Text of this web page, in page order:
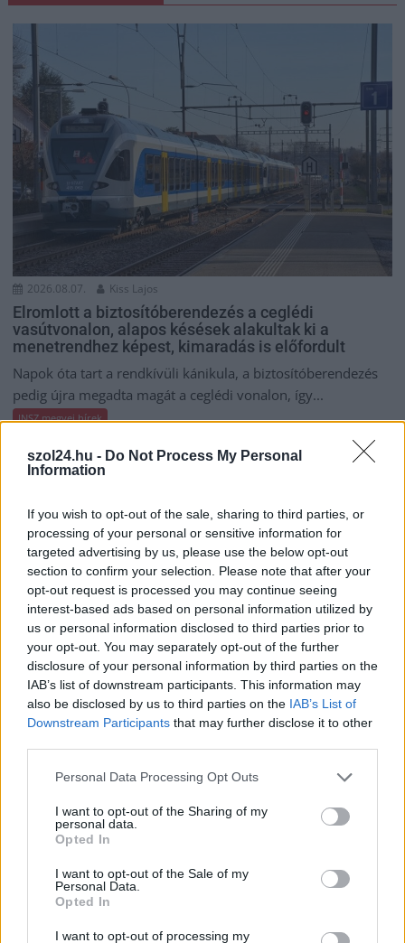
szol24.hu - Do Not Process My Personal
Information
If you wish to opt-out of the sale, sharing to third parties, or
processing of your personal or sensitive information for
targeted advertising by us, please use the below opt-out
section to confirm your selection. Please note that after your
opt-out request is processed you may continue seeing
interest-based ads based on personal information utilized by
us or personal information disclosed to third parties prior to
your opt-out. You may separately opt-out of the further
disclosure of your personal information by third parties on the
IAB’s list of downstream participants. This information may
also be disclosed by us to third parties on the IAB’s List of
Downstream Participants that may further disclose it to other
Please note that this website/app uses one or more Google
not limited to your visit or usage behaviour. You may click to
grant or deny consent to Google and its third-party tags to
use your data for below specified purposes in below Google
consent section.
Personal Data Processing Opt Outs
I want to opt-out of the Sharing of my
personal data.
Opted In
I want to opt-out of the Sale of my
Personal Data.
Opted In
I want to opt-out of processing my
2026.08.07. Kiss Lajos
Elromlott a biztosítóberendezés a ceglédi
vasútvonalon, alapos késések alakultak ki a
menetrendhez képest, kimaradás is előfordult
Napok óta tart a rendkívüli kánikula, a biztosítóberendezés
pedig újra megadta magát a ceglédi vonalon, így...
JNSZ megyei hírek
2026.08.06. Kiss Lajos
Sok volt az igazolatlan hiányzás, Pócs János
A jászsági fideszes képviselő túl sokszor hiányzott
igazolatlanul a szavazásokról, de még mindig olcsón
megúszta ahhoz...